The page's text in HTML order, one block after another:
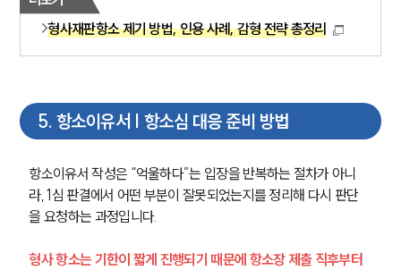
형사재판항소 제기 방법, 인용 사례, 감형 전략 총정리
5. 항소이유서 | 항소심 대응 준비 방법
항소이유서 작성은 “억울하다”는 입장을 반복하는 절차가 아니
라, 1심 판결에서 어떤 부분이 잘못되었는지를 정리해 다시 판단
을 요청하는 과정입니다.
형사 항소는 기한이 짧게 진행되기 때문에 항소장 제출 직후부터